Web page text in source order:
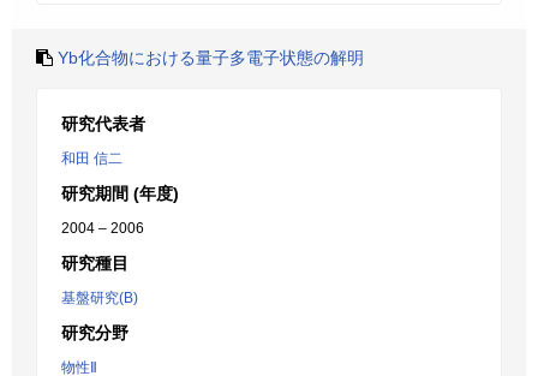
Yb化合物における量子多電子状態の解明
研究代表者
和田 信二
研究期間 (年度)
2004 – 2006
研究種目
基盤研究(B)
研究分野
物性Ⅱ